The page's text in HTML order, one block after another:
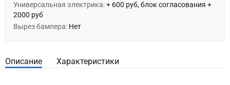
Универсальная электрика:+ 600 руб, блок согласования +
2000 руб
Вырез бампера: Нет
Описание Характеристики